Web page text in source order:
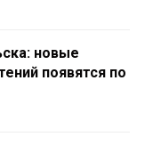
новые
появятся по